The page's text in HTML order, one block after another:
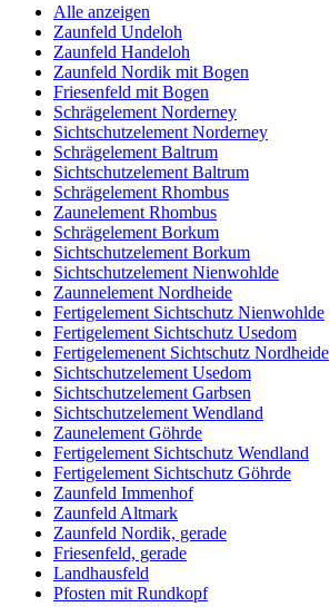
Alle anzeigen
Zaunfeld Undeloh
Zaunfeld Handeloh
Zaunfeld Nordik mit Bogen
Friesenfeld mit Bogen
Schrägelement Norderney
Sichtschutzelement Norderney
Schrägelement Baltrum
Sichtschutzelement Baltrum
Schrägelement Rhombus
Zaunelement Rhombus
Schrägelement Borkum
Sichtschutzelement Borkum
Sichtschutzelement Nienwohlde
Zaunnelement Nordheide
Fertigelement Sichtschutz Nienwohlde
Fertigelement Sichtschutz Usedom
Fertigelemenent Sichtschutz Nordheide
Sichtschutzelement Usedom
Sichtschutzelement Garbsen
Sichtschutzelement Wendland
Zaunelement Göhrde
Fertigelement Sichtschutz Wendland
Fertigelement Sichtschutz Göhrde
Zaunfeld Immenhof
Zaunfeld Altmark
Zaunfeld Nordik, gerade
Friesenfeld, gerade
Landhausfeld
Pfosten mit Rundkopf